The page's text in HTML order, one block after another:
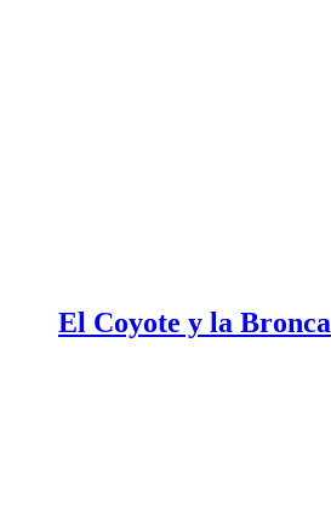
El Coyote y la Bronca